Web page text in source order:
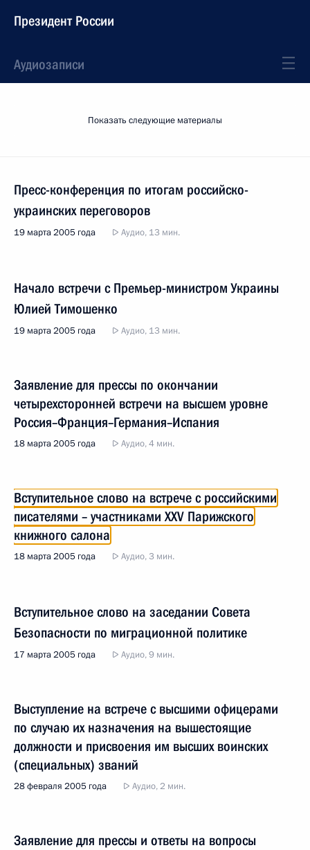
Президент России
Аудиозаписи
Показать следующие материалы
Пресс-конференция по итогам российско-
украинских переговоров
19 марта 2005 года Аудио, 13 мин.
Начало встречи с Премьер-министром Украины
Юлией Тимошенко
19 марта 2005 года Аудио, 13 мин.
Заявление для прессы по окончании
четырехсторонней встречи на высшем уровне
Россия–Франция–Германия–Испания
18 марта 2005 года Аудио, 4 мин.
Вступительное слово на встрече с российскими
писателями – участниками XXV Парижского
книжного салона
18 марта 2005 года Аудио, 3 мин.
Вступительное слово на заседании Совета
Безопасности по миграционной политике
17 марта 2005 года Аудио, 9 мин.
Выступление на встрече с высшими офицерами
по случаю их назначения на вышестоящие
должности и присвоения им высших воинских
(специальных) званий
28 февраля 2005 года Аудио, 2 мин.
Заявление для прессы и ответы на вопросы